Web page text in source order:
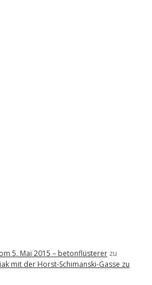
5. Mai 2015 – betonflüsterer zu
mit der Horst-Schimanski-Gasse zu